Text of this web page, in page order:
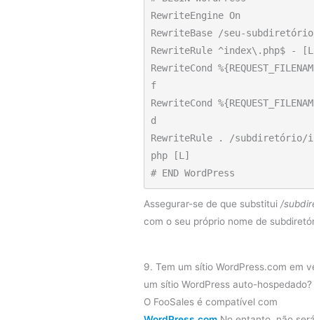
RewriteEngine On
RewriteBase /seu-
RewriteRule ^index\.php$ -
RewriteCond
f
RewriteCond
d
RewriteRule . /subdiretório/
php [L]
# END WordPress
Assegurar-se de que substitui /
com o seu próprio nome de
9. Tem um sítio WordPress.com em
um sítio WordPress auto-hospedado?
O FooSales é compatível com